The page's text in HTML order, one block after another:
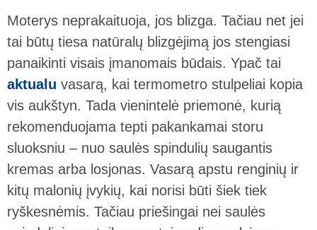
Moterys neprakaituoja, jos blizga. Tačiau net jei
tai būtų tiesa natūralų blizgėjimą jos stengiasi
panaikinti visais įmanomais būdais. Ypač tai
aktualu vasarą, kai termometro stulpeliai kopia
vis aukštyn. Tada vienintelė priemonė, kurią
rekomenduojama tepti pakankamai storu
sluoksniu – nuo saulės spindulių saugantis
kremas arba losjonas. Vasarą apstu renginių ir
kitų malonių įvykių, kai norisi būti šiek tiek
ryškesnėmis. Tačiau priešingai nei saulės